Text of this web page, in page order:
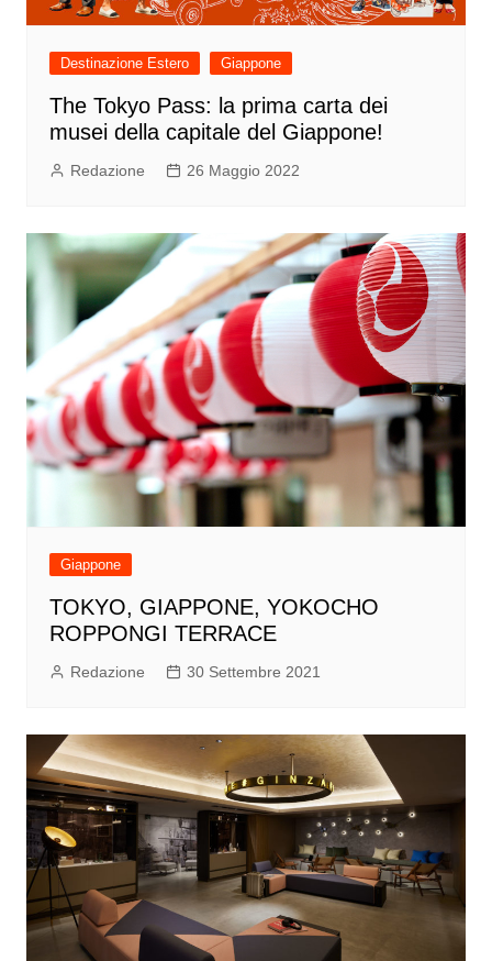
Destinazione Estero Giappone
The Tokyo Pass: la prima carta dei
musei della capitale del Giappone!
Redazione 26 Maggio 2022
Giappone
TOKYO, GIAPPONE, YOKOCHO
ROPPONGI TERRACE
Redazione 30 Settembre 2021